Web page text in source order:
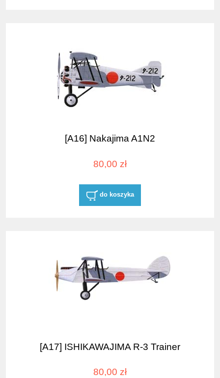
[A16] Nakajima A1N2
80,00 zł
do koszyka
[A17] ISHIKAWAJIMA R-3 Trainer
80,00 zł